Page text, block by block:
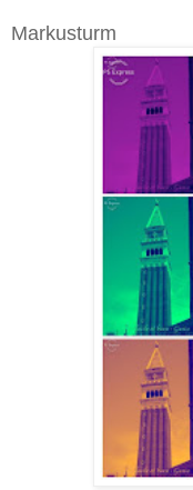
Markusturm